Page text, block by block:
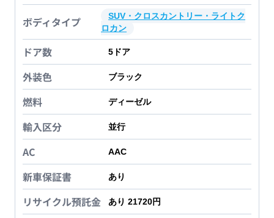
ボディタイプ
SUV・クロスカントリー・ライトク
ロカン
ドア数 5 ドア
外装色 ブラック
燃料 ディーゼル
輸入区分 並行
AC AAC
新車保証書 あり
リサイクル預託金 あり 21720円